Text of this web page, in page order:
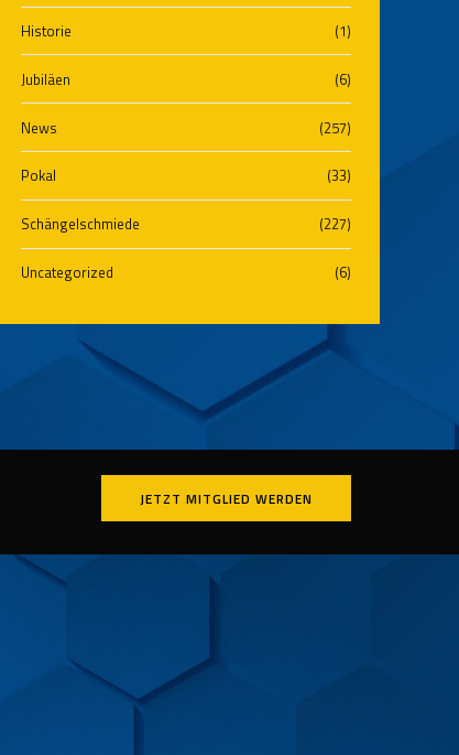
Historie (1)
Jubiläen (6)
News (257)
Pokal (33)
Schängelschmiede (227)
Uncategorized (6)
JETZT MITGLIED WERDEN